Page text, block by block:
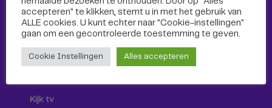
Kijk tv
accepteren" te klikken, stemt u in met het gebruik van
ALLE cookies. U kunt echter naar "Cookie-instellingen"
gaan om een ​​gecontroleerde toestemming te geven.
Cookie Instellingen Alles accepteren